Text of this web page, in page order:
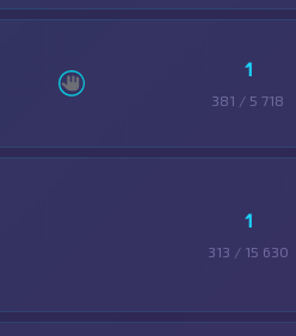
1
381 / 5 718
1
313 / 15 630